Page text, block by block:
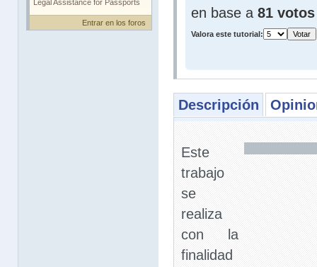
Entrar en los foros
en base a 81 votos
Valora este tutorial:
Descripción
Este
trabajo
se
realiza
con la
finalidad